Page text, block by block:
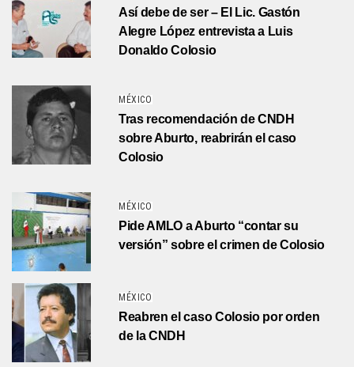
Así debe de ser – El Lic. Gastón
Alegre López entrevista a Luis
Donaldo Colosio
MÉXICO
Tras recomendación de CNDH
sobre Aburto, reabrirán el caso
Colosio
MÉXICO
Pide AMLO a Aburto “contar su
versión” sobre el crimen de Colosio
MÉXICO
Reabren el caso Colosio por orden
de la CNDH